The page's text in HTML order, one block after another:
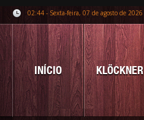
02:44 - Sexta-feira, 07 de agosto de 2026
INÍCIO KLÖCKNER